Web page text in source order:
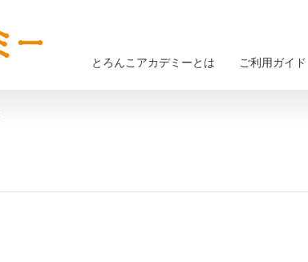
とろんこアカデミーとは ご利用ガイド